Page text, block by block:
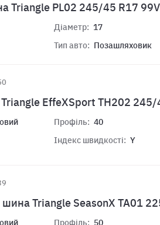
Triangle PL02 245/45 R17 99V
Діаметр: 17
Тип авто: Позашляховик
EffeXSport TH202 245/
Профіль: 40
Індекс швидкості: Y
шина Triangle SeasonX TA01
Профіль: 50